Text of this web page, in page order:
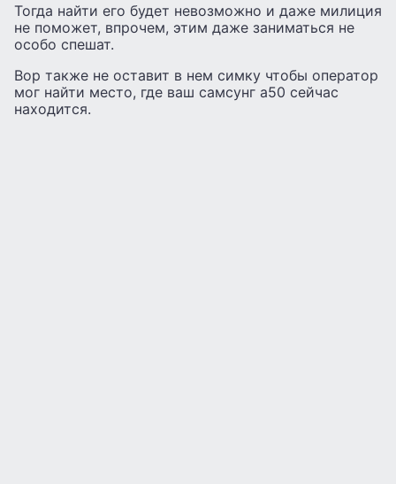
Тогда найти его будет невозможно и даже милиция
не поможет, впрочем, этим даже заниматься не
особо спешат.
Вор также не оставит в нем симку чтобы оператор
мог найти место, где ваш самсунг а50 сейчас
находится.